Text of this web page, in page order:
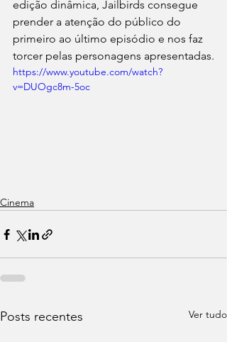
edição dinâmica, Jailbirds consegue
prender a atenção do público do
primeiro ao último episódio e nos faz
torcer pelas personagens apresentadas.
https://www.youtube.com/watch?
v=DUOgc8m-5oc
Cinema
Posts recentes Ver tudo